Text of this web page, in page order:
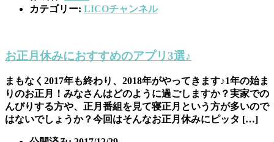
カテゴリー: LICOチャンネル
お正月休みにおすすめのアプリ3選♪
まもなく2017年も終わり、2018年がやってきます♪1年の始ま
りのお正月！みなさんはどのように過ごしますか？実家での
んびりする方や、正月番組を見て寝正月という方が多いので
はないでしょうか？今回はそんなお正月休みにピッタ […]